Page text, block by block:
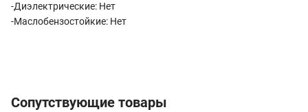
-Диэлектрические: Нет
-Маслобензостойкие: Нет
Сопутствующие товары